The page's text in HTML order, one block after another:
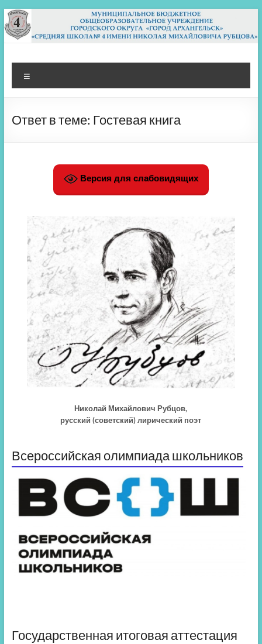
Перейти
к
содержимому
МБОУ СШ 4
Архангельск
Ответ в теме: Гостевая книга
Версия для слабовидящих
Николай Михайлович Рубцов,
русский (советский) лирический поэт
Всероссийская олимпиада школьников
Государственная итоговая аттестация